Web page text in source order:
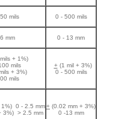
mils 0 - 500 mils
mm 0 - 13 mm
+ 1%)
mils
+ 3%)
mils
+(1 mil + 3%)
0 - 500 mils
1%) 0 - 2.5 mm
3%) > 2.5 mm
+ (0.02 mm + 3%)
0 -13 mm